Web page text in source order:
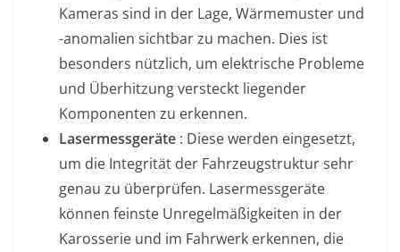
Kameras sind in der Lage, Wärmemuster und
-anomalien sichtbar zu machen. Dies ist
besonders nützlich, um elektrische Probleme
und Überhitzung versteckt liegender
Komponenten zu erkennen.
Lasermessgeräte : Diese werden eingesetzt,
um die Integrität der Fahrzeugstruktur sehr
genau zu überprüfen. Lasermessgeräte
können feinste Unregelmäßigkeiten in der
Karosserie und im Fahrwerk erkennen, die